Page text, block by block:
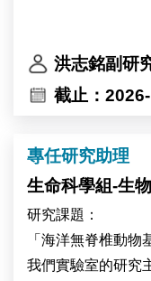
洪志銘副研
截止：
專任研究助理
生命科學組-生
研究課題：
「海洋無脊椎動物
我們實驗室的研究